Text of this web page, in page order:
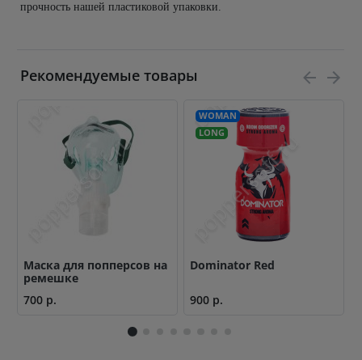
прочность нашей пластиковой упаковки.
Рекомендуемые товары
Маска для попперсов на
ремешке
700 р.
WOMAN
LONG
Dominator Red
900 р.